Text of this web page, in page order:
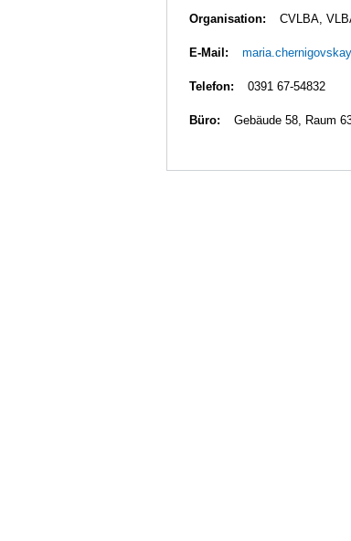
Organisation: CVLBA,
E-Mail:
Telefon: 0391 67-54832
Büro: Gebäude 58, Raum